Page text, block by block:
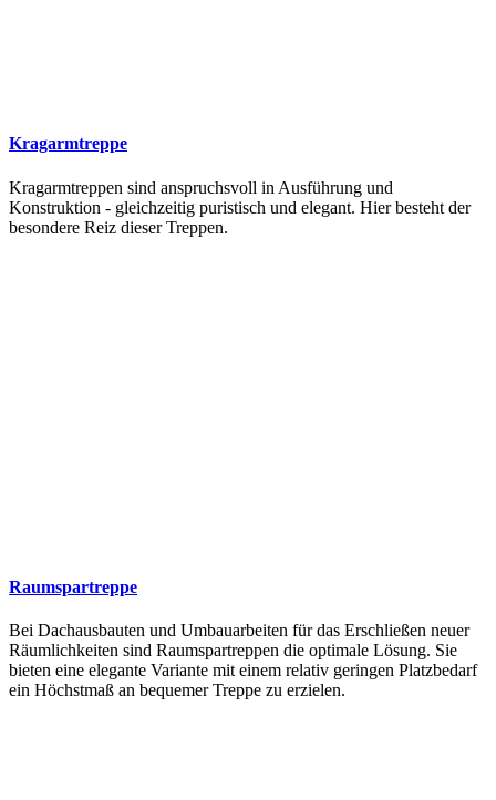
Kragarmtreppe
Kragarmtreppen sind anspruchsvoll in Ausführung und
Konstruktion - gleichzeitig puristisch und elegant. Hier besteht der
besondere Reiz dieser Treppen.
Raumspartreppe
Bei Dachausbauten und Umbauarbeiten für das Erschließen neuer
Räumlichkeiten sind Raumspartreppen die optimale Lösung. Sie
bieten eine elegante Variante mit einem relativ geringen Platzbedarf
ein Höchstmaß an bequemer Treppe zu erzielen.